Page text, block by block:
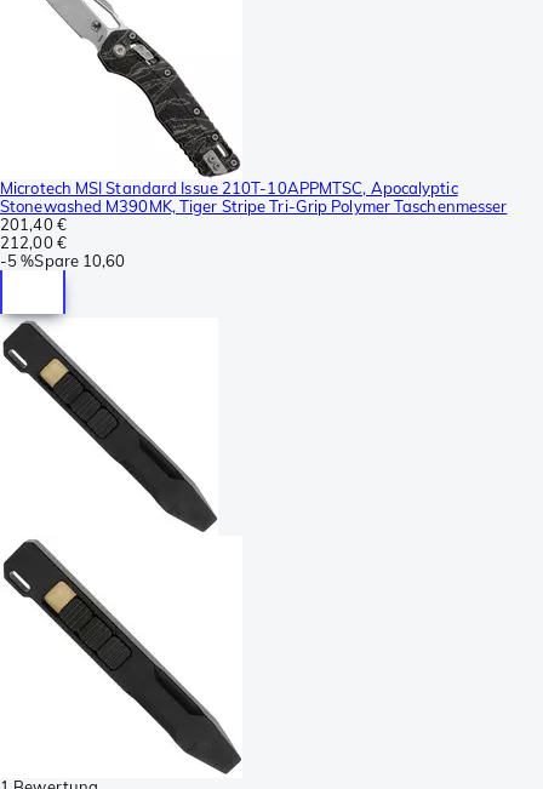
Microtech MSI Standard Issue 210T-10APPMTSC, Apocalyptic
Stonewashed M390MK, Tiger Stripe Tri-Grip Polymer Taschenmesser
201,40 €
212,00 €
-5 %Spare 10,60